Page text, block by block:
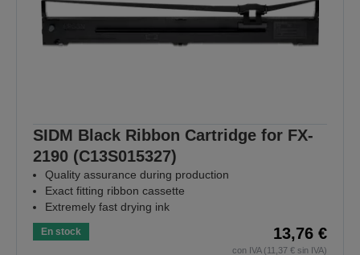
SIDM Black Ribbon Cartridge for FX-
2190 (C13S015327)
Quality assurance during production
Exact fitting ribbon cassette
Extremely fast drying ink
En stock 13,76 €
con IVA (11,37 € sin IVA)